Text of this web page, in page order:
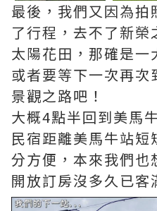
最後，我們又因為
了行程，去不了新
太陽花田，那確是一
或者要等下一次再次
景觀之路吧！
大概4點半回到美馬
民宿距離美馬牛站
分方便，本來我們也
開放訂房沒多久已客